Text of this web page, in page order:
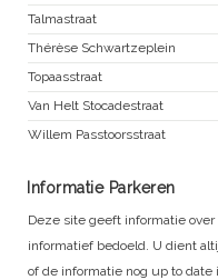
Talmastraat
Thérèse Schwartzeplein
Topaasstraat
Van Helt Stocadestraat
Willem Passtoorsstraat
Informatie Parkeren
Deze site geeft informatie
informatief bedoeld. U dient
of de informatie nog up to